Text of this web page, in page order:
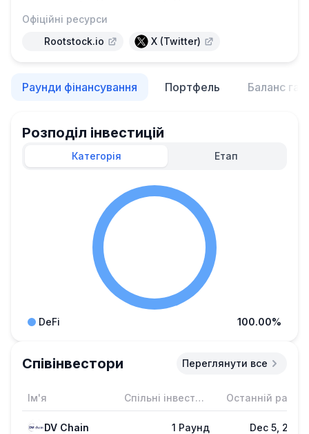
Офіційні ресурси
Rootstock.io
X (Twitter)
Раунди фінансування Портфель Баланс
Розподіл інвестицій
Категорія Етап
DeFi 100.00%
Співінвестори Переглянути все
Ім'я Спільні інвестиції Останній раунд
DV Chain 1 Раунд Dec 5, 2025